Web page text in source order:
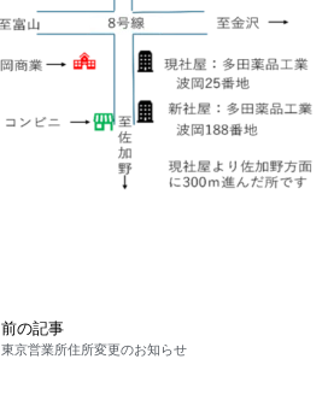
前の記事
東京営業所住所変更のお知らせ